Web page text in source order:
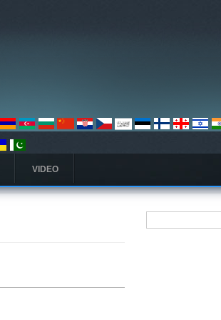
VIDEO
Search